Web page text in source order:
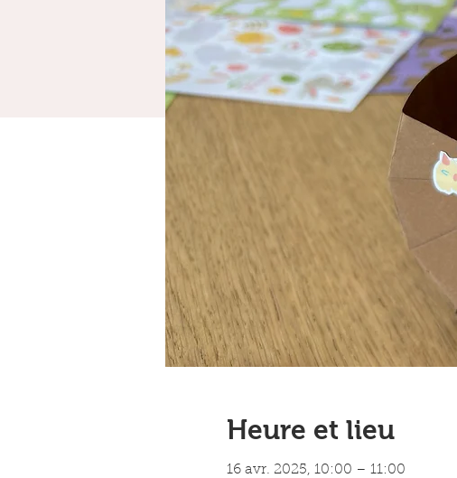
Heure et lieu
16 avr. 2025, 10:00 – 11:00